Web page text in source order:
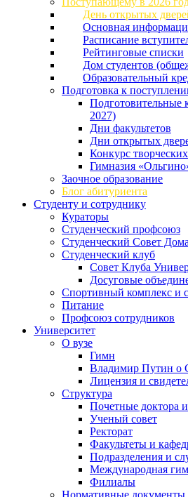
День открытых
Основная
Расписание
Рейтинговые списки
Дом студентов
Образовательный
Подготовка к
Подготовительные
2027)
Дни факультетов
Дни открытых
Конкурс
Гимназия
Заочное образование
Блог абитуриента
Студенту и сотруднику
Кураторы
Студенческий профсоюз
Студенческий Совет
Студенческий клуб
Совет Клуба
Досуговые
Спортивный комплекс и
Питание
Профсоюз сотрудников
Университет
О вузе
Гимн
Владимир Путин
Лицензия и
Структура
Почетные доктора
Ученый совет
Ректорат
Факультеты и
Подразделения и
Международная
Филиалы
Нормативные документы